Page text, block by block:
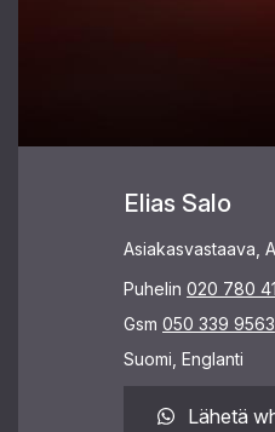
Elias Salo
Asiakasvastaava,
Puhelin 020 780
Gsm 050 339 9563
Suomi, Englanti
Lähetä